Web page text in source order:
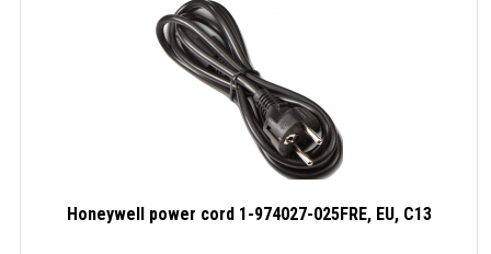
Honeywell power cord 1-974027-025FRE, EU, C13